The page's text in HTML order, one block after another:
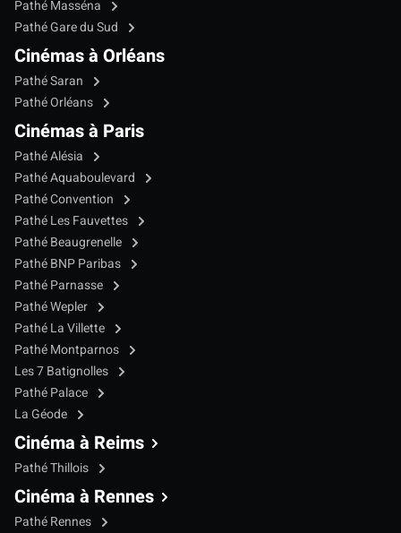
Pathé Masséna
Pathé Gare du Sud
Cinémas à Orléans
Pathé Saran
Pathé Orléans
Cinémas à Paris
Pathé Alésia
Pathé Aquaboulevard
Pathé Convention
Pathé Les Fauvettes
Pathé Beaugrenelle
Pathé BNP Paribas
Pathé Parnasse
Pathé Wepler
Pathé La Villette
Pathé Montparnos
Les 7 Batignolles
Pathé Palace
La Géode
Cinéma à Reims
Pathé Thillois
Cinéma à Rennes
Pathé Rennes